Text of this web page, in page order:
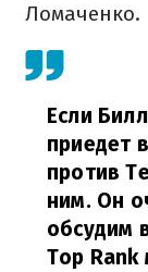
Ломаченко.
Если
приедет
против
ним. Он
обсудим
Top